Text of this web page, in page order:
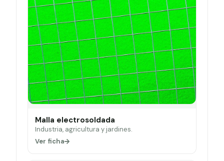
Malla electrosoldada
Industria, agricultura y jardines.
Ver ficha